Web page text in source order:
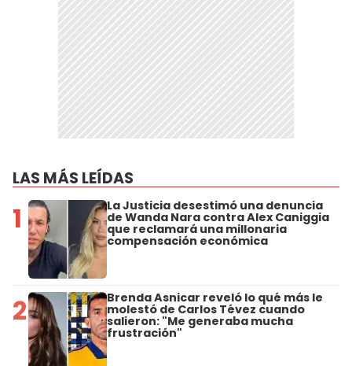
LAS MÁS LEÍDAS
1 La Justicia desestimó una denuncia
de Wanda Nara contra Alex Caniggia
que reclamará una millonaria
compensación económica
2 Brenda Asnicar reveló lo qué más le
molestó de Carlos Tévez cuando
salieron: "Me generaba mucha
frustración"